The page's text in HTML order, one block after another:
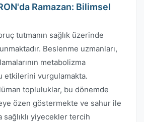
Ramazan: Bilimsel
tutmanın sağlık üzerinde
Beslenme uzmanları,
metabolizma
etkilerini vurgulamakta.
topluluklar, bu dönemde
özen göstermekte ve sahur ile
sağlıklı yiyecekler tercih